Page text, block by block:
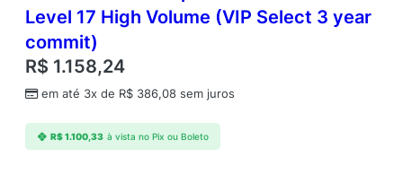
Level 17 High Volume (VIP Select 3 year
commit)
R$ 1.158,24
em até 3x de R$ 386,08 sem juros
R$1.100,33 à vista no Pix ou Boleto